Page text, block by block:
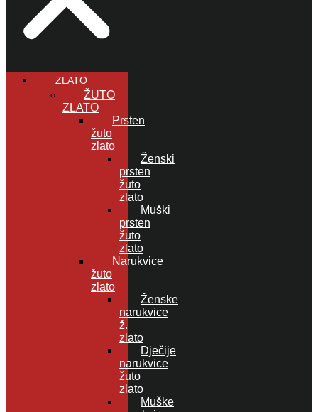
ZLATO
ŽUTO
ZLATO
Prsten
žuto
zlato
Ženski
prsten
žuto
zlato
Muški
prsten
žuto
zlato
Narukvice
žuto
zlato
Ženske
narukvice
ž.
zlato
Dječije
narukvice
žuto
zlato
Muške